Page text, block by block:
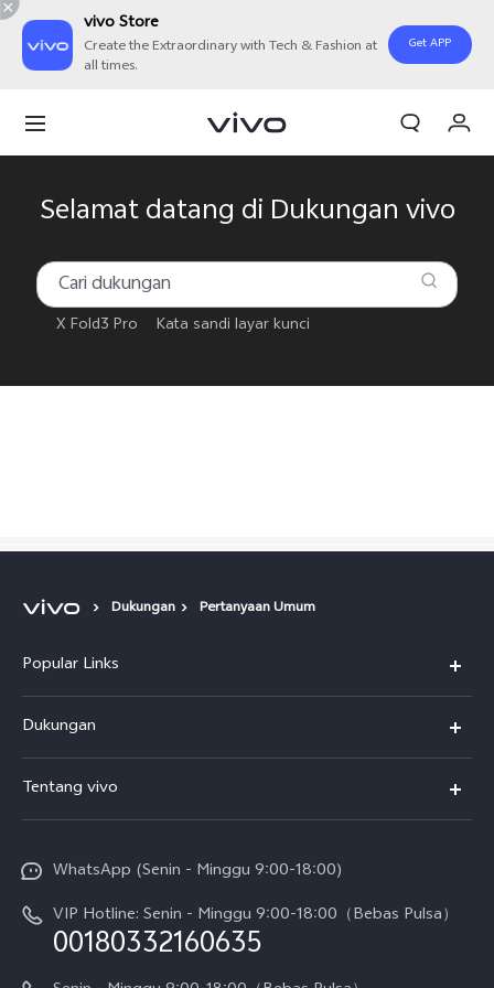
vivo Store
Create the Extraordinary with Tech & Fashion at
all times.
Get APP
Selamat datang di Dukungan vivo
X Fold3 Pro Kata sandi layar kunci
Dukungan Pertanyaan Umum
Popular Links
T5
T5 Pro
V70
V70 FE
Y05
Dukungan
Service Center
Funtouch OS
Pembaruan Sistem
Harga Spare Part
Tentang vivo
Sejarah
Berita
WhatsApp (Senin - Minggu 9:00-18:00)
VIP Hotline: Senin - Minggu 9:00-18:00（Bebas Pulsa）
00180332160635